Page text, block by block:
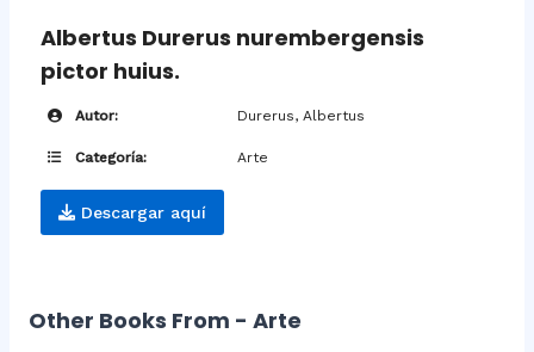
Albertus Durerus nurembergensis
pictor huius.
Autor: Durerus, Albertus
Categoría: Arte
Descargar aquí
Other Books From - Arte